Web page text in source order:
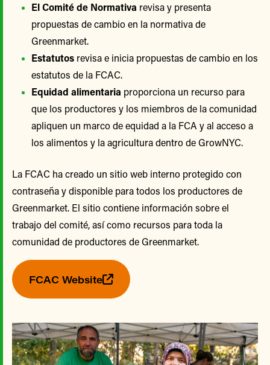
El Comité de Normativa revisa y presenta
propuestas de cambio en la normativa de
Greenmarket.
Estatutos revisa e inicia propuestas de cambio en los
estatutos de la FCAC.
Equidad alimentaria proporciona un recurso para
que los productores y los miembros de la comunidad
apliquen un marco de equidad a la FCA y al acceso a
los alimentos y la agricultura dentro de GrowNYC.
La FCAC ha creado un sitio web interno protegido con
contraseña y disponible para todos los productores de
Greenmarket. El sitio contiene información sobre el
trabajo del comité, así como recursos para toda la
comunidad de productores de Greenmarket.
FCAC Website